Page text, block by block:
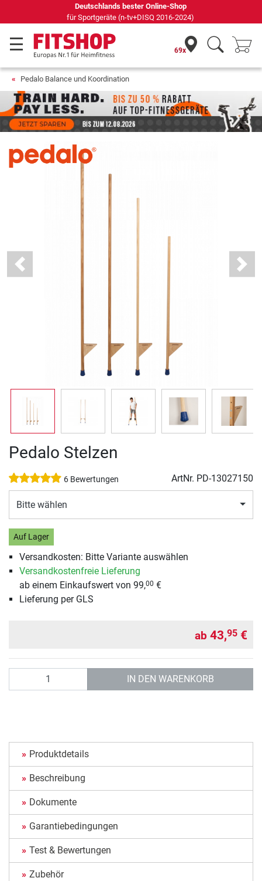
Seit 42 Jahren Ihr Experte für Heimfitness
69x
Pedalo Balance und Koordination
Previous Next
Pedalo Stelzen
6 Bewertungen ArtNr. PD-13027150
Bitte wählen
Auf Lager
Versandkosten: Bitte Variante auswählen
Versandkostenfreie Lieferung
ab einem Einkaufswert von 99,00 €
Lieferung per GLS
ab 43,95 €
IN DEN WARENKORB
Produktdetails
Beschreibung
Dokumente
Garantiebedingungen
Test & Bewertungen
Zubehör